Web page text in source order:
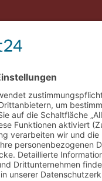
an der Lahn
kinzenbach.de